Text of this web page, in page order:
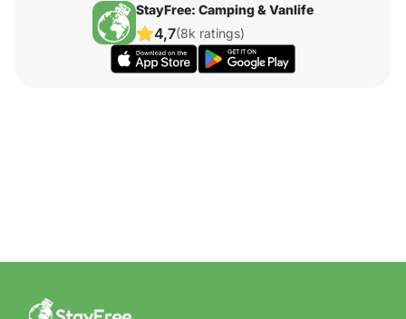
StayFree: Camping & Vanlife
4,7(8k ratings)